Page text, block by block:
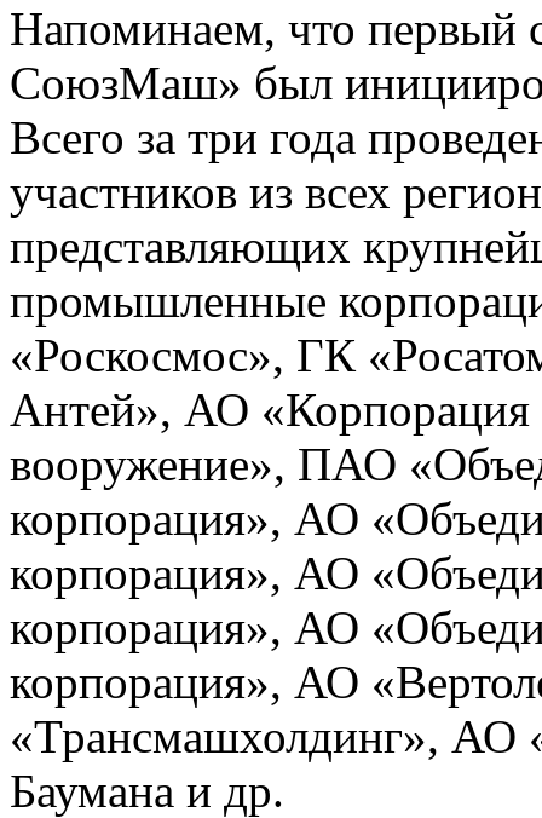
Напоминаем, что первый
СоюзМаш» был
Всего за три года
участников из всех
представляющих
промышленные
«Роскосмос», ГК
Антей», АО «Корпорация
вооружение», ПАО
корпорация», АО
корпорация», АО
корпорация», АО
корпорация», АО
«Трансмашхолдинг»,
Баумана и др.